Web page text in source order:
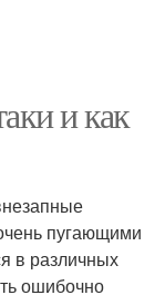
и как
пугающими
в различных
ошибочно